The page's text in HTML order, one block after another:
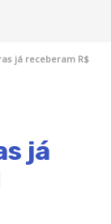
já receberam R$
já